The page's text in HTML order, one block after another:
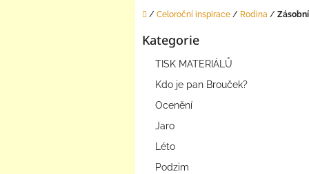
Domů
/ Celoroční inspirace / Rodina /
Přeskočit
Kategorie
TISK MATERIÁLŮ
Kdo je pan Brouček?
Ocenění
Jaro
Léto
Podzim